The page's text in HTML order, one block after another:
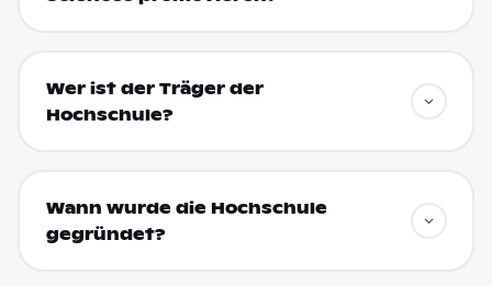
Wer ist der Träger der
Hochschule?
Wann wurde die Hochschule
gegründet?